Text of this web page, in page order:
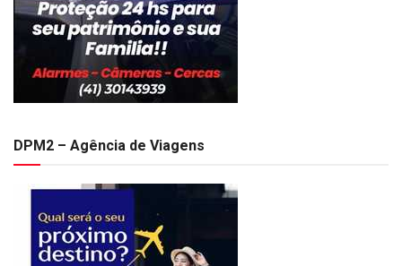
DPM2 – Agência de Viagens